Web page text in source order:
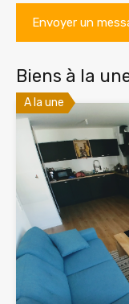
Biens à la
A la une